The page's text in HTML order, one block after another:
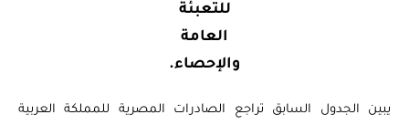
للتعبئة
العامة
والإحصاء.
يبين الجدول السابق تراجع الصادرات المصرية للمملكة العربية